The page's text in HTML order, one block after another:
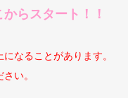
らスタート！！
なることがあります。
い。